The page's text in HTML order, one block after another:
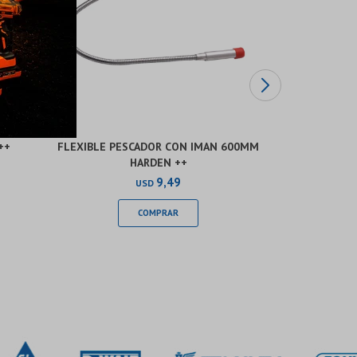
FLEXIBLE PESCADOR CON IMAN 600MM
HARDEN ++
USD 9,49